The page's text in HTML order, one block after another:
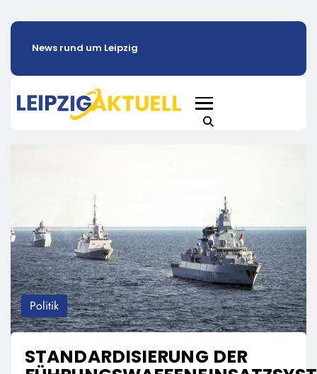
News rund um Leipzig
Politik
STANDARDISIERUNG DER